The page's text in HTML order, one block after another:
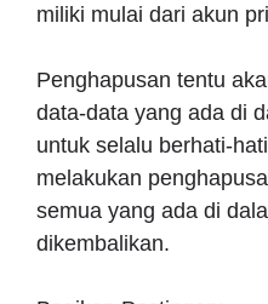
miliki mulai dari akun
Penghapusan tentu
data-data yang ada di
untuk selalu berhati-
melakukan
semua yang ada di
dikembalikan.